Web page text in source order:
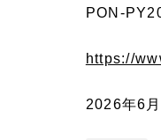
PON-
https://
2026年6